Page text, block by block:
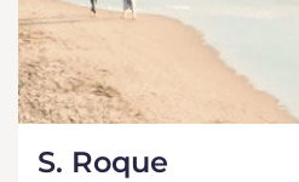
S. Roque